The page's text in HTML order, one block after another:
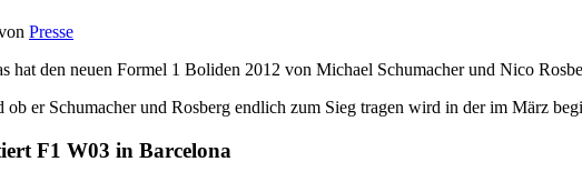
Presse
hat den neuen Formel 1 Boliden 2012 von Michael Schumacher und Nico
er Schumacher und Rosberg endlich zum Sieg tragen wird in der im März
F1 W03 in Barcelona